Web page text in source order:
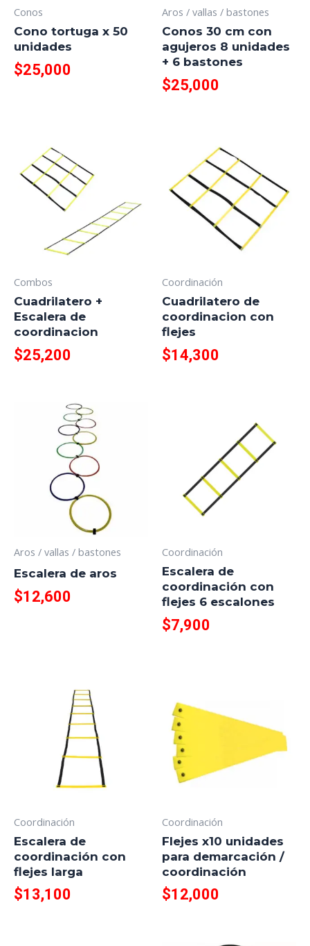
Conos
Cono tortuga x 50
unidades
$25,000
Aros / vallas / bastones
Conos 30 cm con
agujeros 8 unidades
+ 6 bastones
$25,000
Combos
Cuadrilatero +
Escalera de
coordinacion
$25,200
Coordinación
Cuadrilatero de
coordinacion con
flejes
$14,300
Aros / vallas / bastones
Escalera de aros
$12,600
Coordinación
Escalera de
coordinación con
flejes 6 escalones
$7,900
Coordinación
Escalera de
coordinación con
flejes larga
$13,100
Coordinación
Flejes x10 unidades
para demarcación /
coordinación
$12,000